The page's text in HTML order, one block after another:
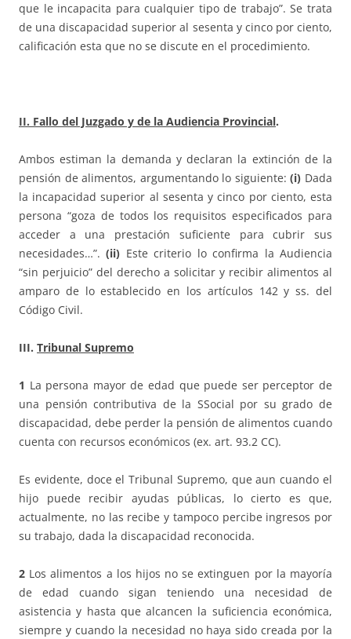
que le incapacita para cualquier tipo de trabajo”. Se trata
de una discapacidad superior al sesenta y cinco por ciento,
calificación esta que no se discute en el procedimiento.
II. Fallo del Juzgado y de la Audiencia Provincial.
Ambos estiman la demanda y declaran la extinción de la
pensión de alimentos, argumentando lo siguiente:(i) Dada
la incapacidad superior al sesenta y cinco por ciento, esta
persona “goza de todos los requisitos especificados para
acceder a una prestación suficiente para cubrir sus
necesidades…”.(ii) Este criterio lo confirma la Audiencia
“sin perjuicio” del derecho a solicitar y recibir alimentos al
amparo de lo establecido en los artículos 142 y ss. del
Código Civil.
III. Tribunal Supremo
1 La persona mayor de edad que puede ser perceptor de
una pensión contributiva de la SSocial por su grado de
discapacidad, debe perder la pensión de alimentos cuando
cuenta con recursos económicos (ex. art. 93.2 CC).
Es evidente, doce el Tribunal Supremo, que aun cuando el
hijo puede recibir ayudas públicas, lo cierto es que,
actualmente, no las recibe y tampoco percibe ingresos por
su trabajo, dada la discapacidad reconocida.
2 Los alimentos a los hijos no se extinguen por la mayoría
de edad cuando sigan teniendo una necesidad de
asistencia y hasta que alcancen la suficiencia económica,
siempre y cuando la necesidad no haya sido creada por la